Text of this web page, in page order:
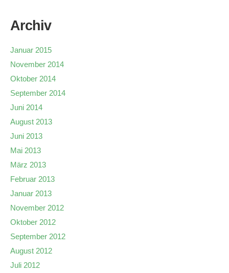
Archiv
Januar 2015
November 2014
Oktober 2014
September 2014
Juni 2014
August 2013
Juni 2013
Mai 2013
März 2013
Februar 2013
Januar 2013
November 2012
Oktober 2012
September 2012
August 2012
Juli 2012